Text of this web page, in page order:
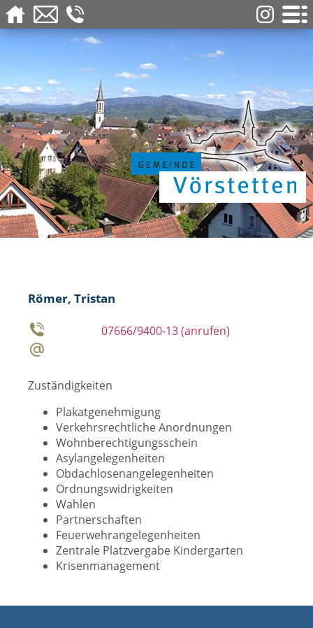
Römer, Tristan
07666/9400-13
Zuständigkeiten
Plakatgenehmigung
Verkehrsrechtliche Anordnungen
Wohnberechtigungsschein
Asylangelegenheiten
Obdachlosenangelegenheiten
Ordnungswidrigkeiten
Wahlen
Partnerschaften
Feuerwehrangelegenheiten
Zentrale Platzvergabe Kindergarten
Krisenmanagement